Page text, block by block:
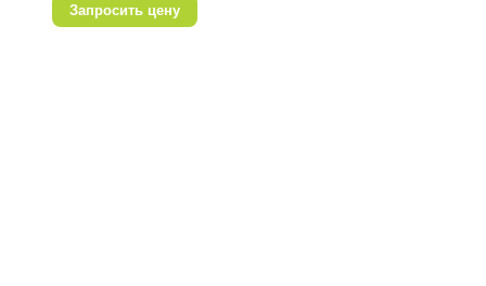
Запросить цену